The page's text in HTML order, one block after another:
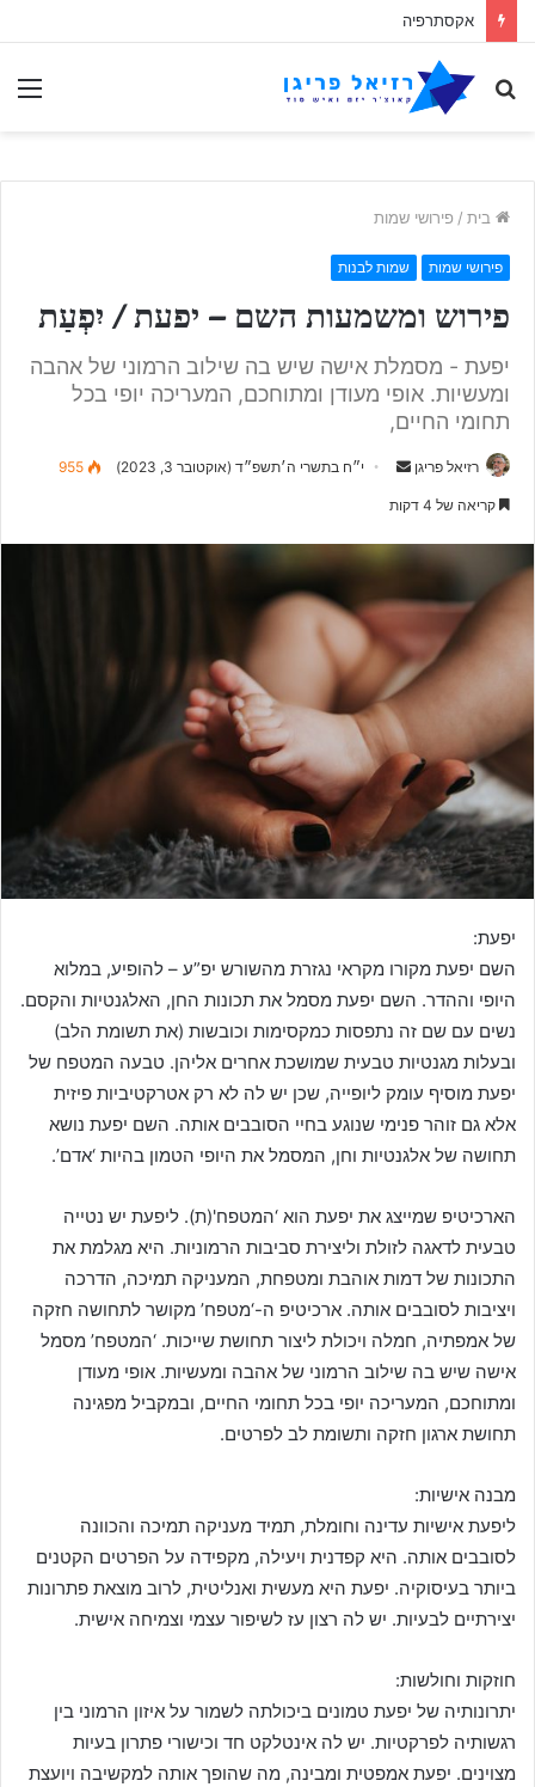
הפרדוקס האקסתרפי
לחפש
בית / פירושי שמות
פירושי שמות שמות לבנות
פירוש ומשמעות השם – יפעת / יִפְעַת
יפעת - מסמלת אישה שיש בה שילוב הרמוני של אהבה
ומעשיות. אופי מעודן ומתוחכם, המעריכה יופי בכל
תחומי החיים,
רזיאל פריגן
Send י״ח בתשרי ה׳תשפ״ד (אוקטובר 3, 2023) 955
קריאה של 4 דקות
יפעת:
השם יפעת מקורו מקראי נגזרת מהשורש יפ”ע – להופיע, במלוא
היופי וההדר. השם יפעת מסמל את תכונות החן, האלגנטיות והקסם.
נשים עם שם זה נתפסות כמקסימות וכובשות (את תשומת הלב)
ובעלות מגנטיות טבעית שמושכת אחרים אליהן. טבעה המטפח של
יפעת מוסיף עומק ליופייה, שכן יש לה לא רק אטרקטיביות פיזית
אלא גם זוהר פנימי שנוגע בחיי הסובבים אותה. השם יפעת נושא
תחושה של אלגנטיות וחן, המסמל את היופי הטמון בהיות ‘אדם’.
הארכיטיפ שמייצג את יפעת הוא ‘המטפח'(ת). ליפעת יש נטייה
טבעית לדאגה לזולת וליצירת סביבות הרמוניות. היא מגלמת את
התכונות של דמות אוהבת ומטפחת, המעניקה תמיכה, הדרכה
ויציבות לסובבים אותה. ארכיטיפ ה-‘מטפח’ מקושר לתחושה חזקה
של אמפתיה, חמלה ויכולת ליצור תחושת שייכות. ‘המטפח’ מסמל
אישה שיש בה שילוב הרמוני של אהבה ומעשיות. אופי מעודן
ומתוחכם, המעריכה יופי בכל תחומי החיים, ובמקביל מפגינה
תחושת ארגון חזקה ותשומת לב לפרטים.
מבנה אישיות:
ליפעת אישיות עדינה וחומלת, תמיד מעניקה תמיכה והכוונה
לסובבים אותה. היא קפדנית ויעילה, מקפידה על הפרטים הקטנים
ביותר בעיסוקיה. יפעת היא מעשית ואנליטית, לרוב מוצאת פתרונות
יצירתיים לבעיות. יש לה רצון עז לשיפור עצמי וצמיחה אישית.
חוזקות וחולשות:
יתרונותיה של יפעת טמונים ביכולתה לשמור על איזון הרמוני בין
רגשותיה לפרקטיות. יש לה אינטלקט חד וכישורי פתרון בעיות
מצוינים. יפעת אמפטית ומבינה, מה שהופך אותה למקשיבה ויועצת